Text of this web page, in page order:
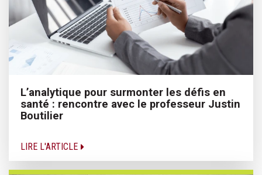
L’analytique pour surmonter les défis en
santé : rencontre avec le professeur Justin
Boutilier
LIRE L'ARTICLE